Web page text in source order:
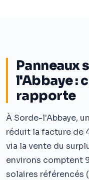
Panneaux
l'Abbaye :
rapporte
À Sorde-l'Abbaye,
réduit la facture de
via la vente du
environs comptent
solaires référencés